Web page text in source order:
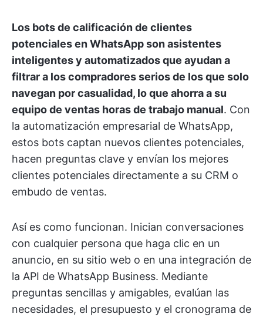
Los bots de calificación de clientes
potenciales en WhatsApp son asistentes
inteligentes y automatizados que ayudan a
filtrar a los compradores serios de los que solo
navegan por casualidad, lo que ahorra a su
equipo de ventas horas de trabajo manual. Con
la automatización empresarial de WhatsApp,
estos bots captan nuevos clientes potenciales,
hacen preguntas clave y envían los mejores
clientes potenciales directamente a su CRM o
embudo de ventas.
Así es como funcionan. Inician conversaciones
con cualquier persona que haga clic en un
anuncio, en su sitio web o en una integración de
la API de WhatsApp Business. Mediante
preguntas sencillas y amigables, evalúan las
necesidades, el presupuesto y el cronograma de